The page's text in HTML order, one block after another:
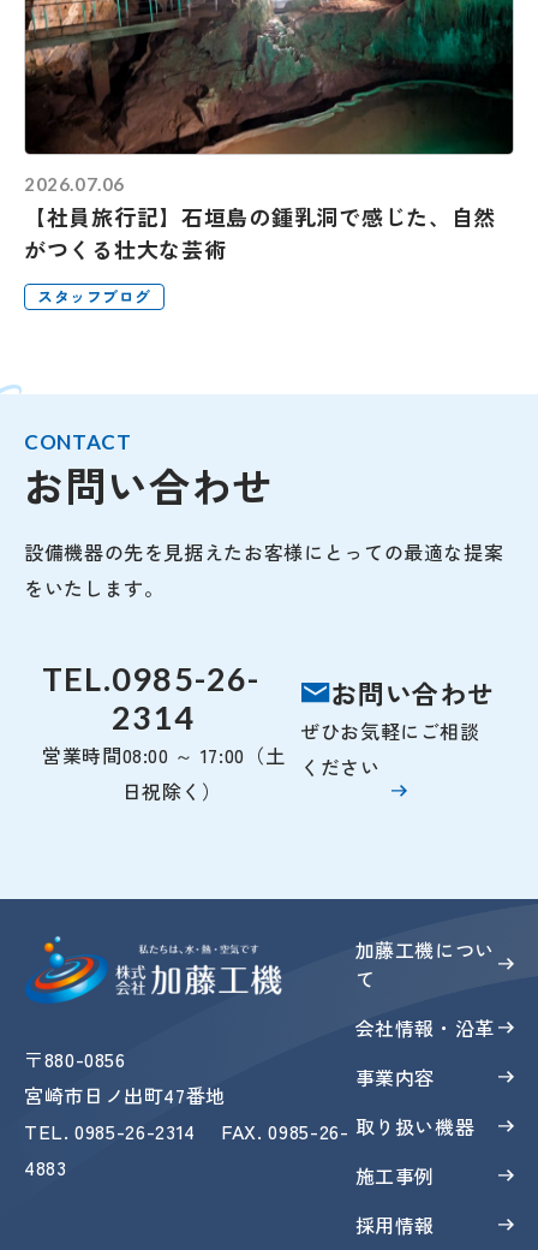
2026.07.06
【社員旅行記】石垣島の鍾乳洞で感じた、自然
がつくる壮大な芸術
スタッフブログ
CONTACT
お問い合わせ
設備機器の先を見据えたお客様にとっての最適な提案
をいたします。
TEL.0985-26-
2314
営業時間08:00 ～ 17:00（土
日祝除く）
お問い合わせ
ぜひお気軽にご相談
ください
〒880-0856
宮崎市日ノ出町47番地
TEL.0985-26-2314 FAX. 0985-26-
4883
加藤工機につい
て
会社情報・沿革
事業内容
取り扱い機器
施工事例
採用情報